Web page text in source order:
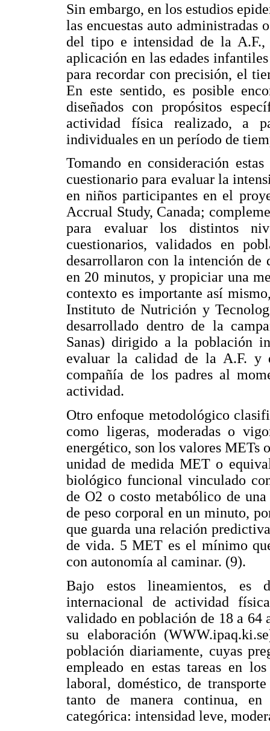
Sin embargo, en los estudios
las encuestas auto administradas
del tipo e intensidad de la A.F.,
aplicación en las edades
para recordar con precisión, el
En este sentido, es posible
diseñados con propósitos
actividad física realizado, a
individuales en un período de
Tomando en consideración
cuestionario para evaluar la
en niños participantes en el
Accrual Study, Canada;
para evaluar los distintos
cuestionarios, validados en
desarrollaron con la intención de
en 20 minutos, y propiciar una
contexto es importante así
Instituto de Nutrición y
desarrollado dentro de la
Sanas) dirigido a la población
evaluar la calidad de la A.F. y
compañía de los padres al
actividad.
Otro enfoque metodológico
como ligeras, moderadas o
energético, son los valores METs
unidad de medida MET o
biológico funcional vinculado
de O2 o costo metabólico de
de peso corporal en un minuto,
que guarda una relación
de vida. 5 MET es el mínimo
con autonomía al caminar. (9).
Bajo estos lineamientos, es
internacional de actividad
validado en población de 18 a 64
su elaboración
población diariamente, cuyas
empleado en estas tareas en
laboral, doméstico, de
tanto de manera continua,
categórica: intensidad leve,